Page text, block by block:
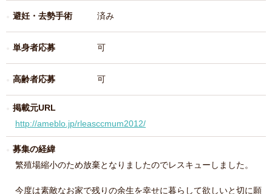
避妊・去勢手術 済み
単身者応募 可
高齢者応募 可
掲載元URL
http://ameblo.jp/rleasccmum2012/
募集の経緯
繁殖場縮小のため放棄となりましたのでレスキューしました。
今度は素敵なお家で残りの余生を幸せに暮らして欲しいと切に願